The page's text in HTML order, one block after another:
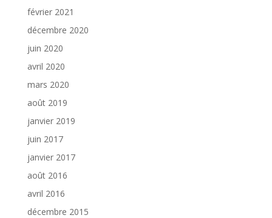
février 2021
décembre 2020
juin 2020
avril 2020
mars 2020
août 2019
janvier 2019
juin 2017
janvier 2017
août 2016
avril 2016
décembre 2015